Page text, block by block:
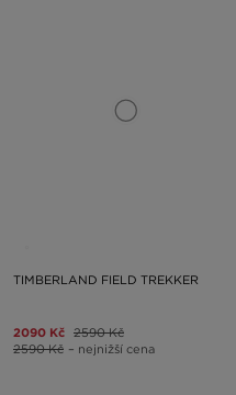
TIMBERLAND FIELD TREKKER
2090 Kč 2590 Kč
2590 Kč – nejnižší cena